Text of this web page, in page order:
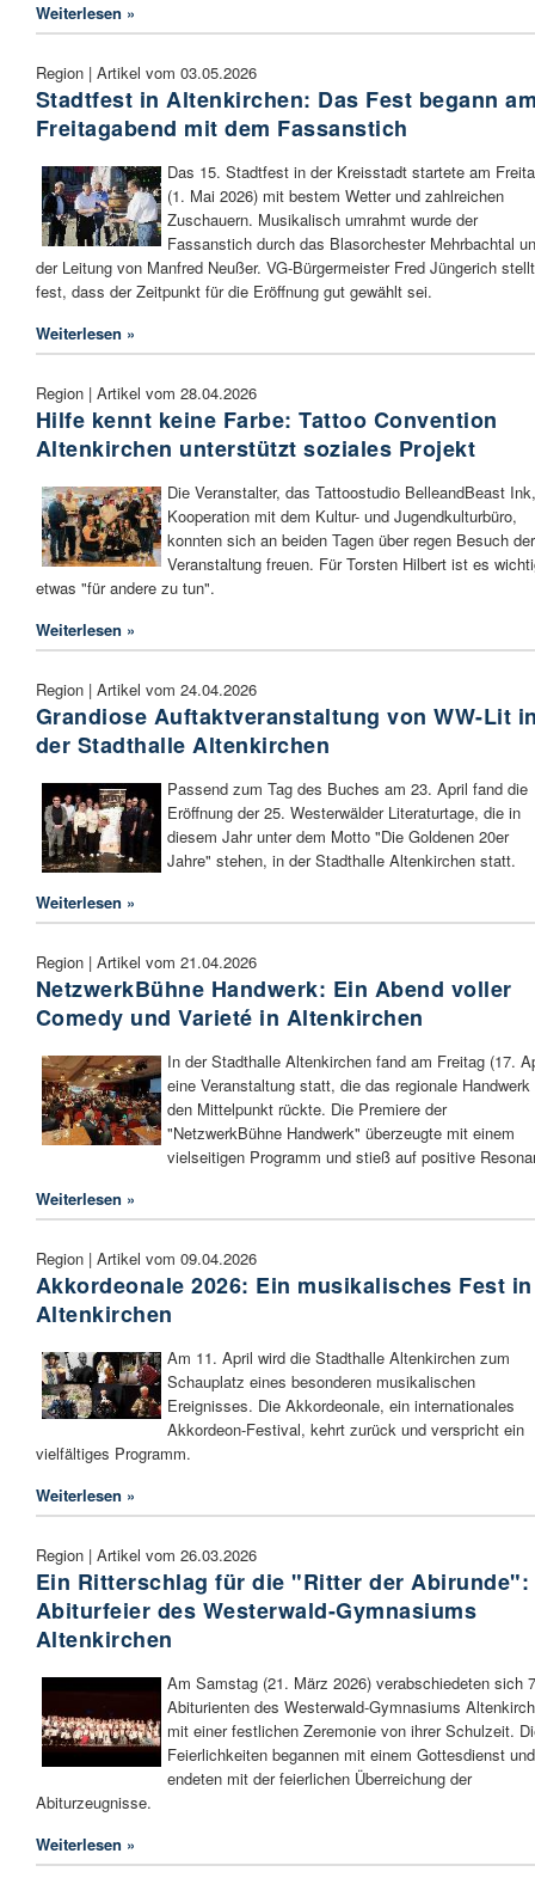
Weiterlesen »
Region | Artikel vom 03.05.2026
Stadtfest in Altenkirchen: Das Fest begann
Freitagabend mit dem Fassanstich
Das 15. Stadtfest in der Kreisstadt startete am
(1. Mai 2026) mit bestem Wetter und zahlreichen
Zuschauern. Musikalisch umrahmt wurde der
Fassanstich durch das Blasorchester Mehrbachtal
der Leitung von Manfred Neußer. VG-Bürgermeister Fred Jüngerich
fest, dass der Zeitpunkt für die Eröffnung gut gewählt sei.
Weiterlesen »
Region | Artikel vom 28.04.2026
Hilfe kennt keine Farbe: Tattoo Convention
Altenkirchen unterstützt soziales Projekt
Die Veranstalter, das Tattoostudio BelleandBeast
Kooperation mit dem Kultur- und Jugendkulturbüro,
konnten sich an beiden Tagen über regen Besuch der
Veranstaltung freuen. Für Torsten Hilbert ist es
etwas "für andere zu tun".
Weiterlesen »
Region | Artikel vom 24.04.2026
Grandiose Auftaktveranstaltung von WW-Lit
der Stadthalle Altenkirchen
Passend zum Tag des Buches am 23. April fand die
Eröffnung der 25. Westerwälder Literaturtage, die in
diesem Jahr unter dem Motto "Die Goldenen 20er
Jahre" stehen, in der Stadthalle Altenkirchen statt.
Weiterlesen »
Region | Artikel vom 21.04.2026
NetzwerkBühne Handwerk: Ein Abend voller
Comedy und Varieté in Altenkirchen
In der Stadthalle Altenkirchen fand am Freitag (17.
eine Veranstaltung statt, die das regionale Handwerk
den Mittelpunkt rückte. Die Premiere der
"NetzwerkBühne Handwerk" überzeugte mit einem
vielseitigen Programm und stieß auf positive
Weiterlesen »
Region | Artikel vom 09.04.2026
Akkordeonale 2026: Ein musikalisches Fest in
Altenkirchen
Am 11. April wird die Stadthalle Altenkirchen zum
Schauplatz eines besonderen musikalischen
Ereignisses. Die Akkordeonale, ein internationales
Akkordeon-Festival, kehrt zurück und verspricht ein
vielfältiges Programm.
Weiterlesen »
Region | Artikel vom 26.03.2026
Ein Ritterschlag für die "Ritter der Abirunde":
Abiturfeier des Westerwald-Gymnasiums
Altenkirchen
Am Samstag (21. März 2026) verabschiedeten sich
Abiturienten des Westerwald-Gymnasiums
mit einer festlichen Zeremonie von ihrer Schulzeit.
Feierlichkeiten begannen mit einem Gottesdienst und
endeten mit der feierlichen Überreichung der
Abiturzeugnisse.
Weiterlesen »